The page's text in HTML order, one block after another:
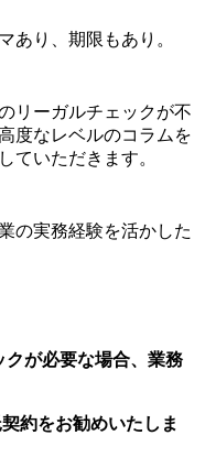
あり、期限もあり。
リーガルチェックが不
度なレベルのコラムを
ていただきます。
の実務経験を活かした
が必要な場合、業務
約をお勧めいたしま